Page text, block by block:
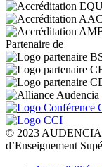
Partenaire de
© 2023 AUDENCIA
d’Enseignement